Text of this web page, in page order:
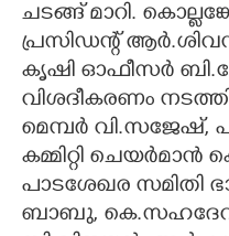
ചടങ്ങ് മാറി.
പ്രസിഡന്റ്
കൃഷി ഓഫീസർ
വിശദീകരണം
മെമ്പർ വി.സജേഷ്,
കമ്മിറ്റി
പാടശേഖര സമിതി
ബാബു,